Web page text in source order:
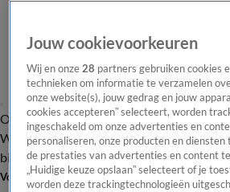
Overzicht Onze programma's Uitzendingen
WandelgangenInterviewsUitzending
bijwonenPodcastShopVeelgestelde
Volg Vandaag Inside
Jouw cookievoorkeuren
Wij en onze28 partners gebruiken cookies
technieken om informatie te verzamelen
onze website(s), jouw gedrag en jouw
cookies accepteren” selecteert, worden
ingeschakeld om onze advertenties en
personaliseren, onze producten en
de prestaties van advertenties en content
„Huidige keuze opslaan” selecteert of je
worden deze trackingtechnologieën